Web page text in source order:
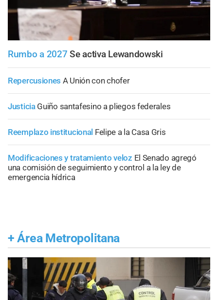
Rumbo a 2027 Se activa Lewandowski
Repercusiones A Unión con chofer
Justicia Guiño santafesino a pliegos federales
Reemplazo institucional Felipe a la Casa Gris
Modificaciones y tratamiento veloz El Senado agregó
una comisión de seguimiento y control a la ley de
emergencia hídrica
+ Área Metropolitana